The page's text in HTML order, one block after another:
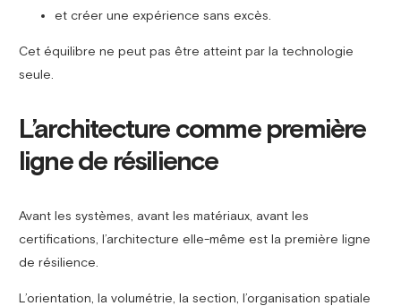
et créer une expérience sans excès.
Cet équilibre ne peut pas être atteint par la technologie
seule.
L’architecture comme première
ligne de résilience
Avant les systèmes, avant les matériaux, avant les
certifications, l’architecture elle-même est la première ligne
de résilience.
L’orientation, la volumétrie, la section, l’organisation spatiale